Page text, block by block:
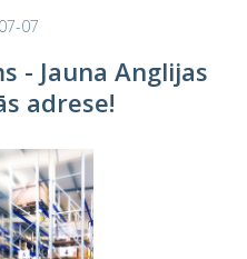
07
- Jauna Anglijas
adrese!